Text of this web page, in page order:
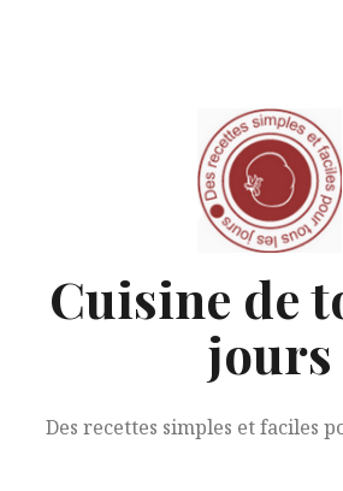
Cuisine de
jours
Des recettes simples et faciles